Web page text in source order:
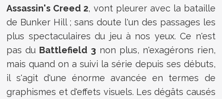
Assassin's Creed 2, vont pleurer avec la bataille
de Bunker Hill ; sans doute l'un des passages les
plus spectaculaires du jeu à nos yeux. Ce n'est
pas du Battlefield 3 non plus, n'exagérons rien,
mais quand on a suivi la série depuis ses débuts,
il s'agit d'une énorme avancée en termes de
graphismes et d'effets visuels. Les dégâts causés